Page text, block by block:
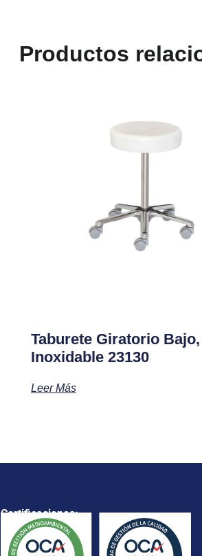
Productos
Taburete Giratorio
Inoxidable 23130
Leer Más
Certificaciones: